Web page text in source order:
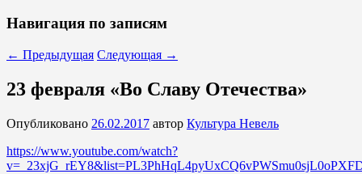
Навигация по записям
← Предыдущая Следующая →
23 февраля «Во Славу Отечества»
Опубликовано 26.02.2017 автор Культура Невель
https://www.youtube.com/watch?